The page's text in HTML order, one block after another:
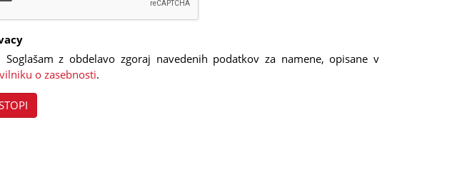
Soglašam z obdelavo zgoraj navedenih podatkov za namene, opisane v
o zasebnosti.